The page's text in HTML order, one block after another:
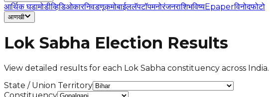
आर्थिक घडामोडीव्हिडिओकारनिवडणूकमोबाईललॅपटॉपमनोरंजनराशिभविष्यEpaperविनोदफोटो
आणखी
Lok Sabha Election Results
View detailed results for each Lok Sabha constituency across India.
State / Union Territory